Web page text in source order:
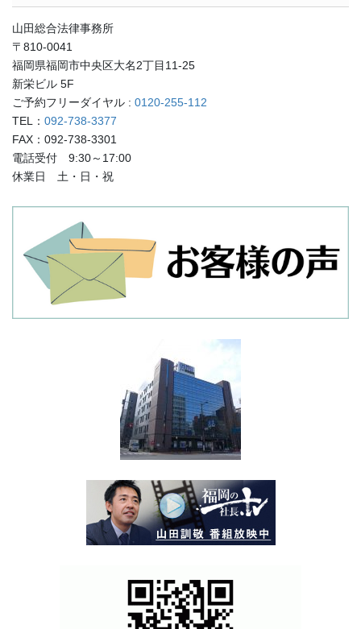
山田総合法律事務所
〒810-0041
福岡県福岡市中央区大名2丁目11-25
新栄ビル 5F
ご予約フリーダイヤル : 0120-255-112
TEL： 092-738-3377
FAX：092-738-3301
電話受付 9:30～17:00
休業日 土・日・祝